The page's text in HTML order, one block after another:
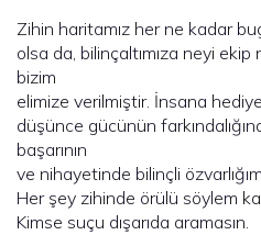
Zihin haritamız her ne kadar
olsa da, bilinçaltımıza neyi
bizim
elimize verilmiştir. İnsana
düşünce gücünün
başarının
ve nihayetinde bilinçli
Her şey zihinde örülü söylem
Kimse suçu dışarıda aramasın.